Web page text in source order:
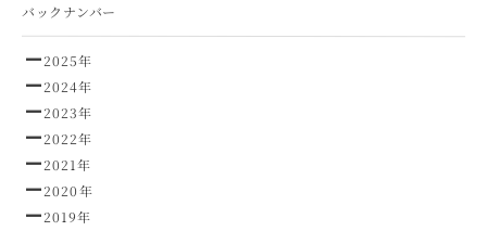
バックナンバー
2025年
2024年
2023年
2022年
2021年
2020年
2019年